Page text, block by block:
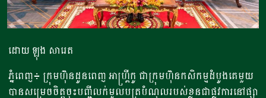
ដោយ ឡុង សារេត
ភ្នំពេញ៖ ក្រុមហ៊ុនដូនពេញ អាហ្គ្រីកូ ជាក្រុមហ៊ុនកសិកម្មដំបូងគេមួយ
បានសម្រេចចិត្តចុះបញ្ជីលក់មូលបត្របំណុលរបស់ខ្លួនជាផ្លូវការនៅផ្សា